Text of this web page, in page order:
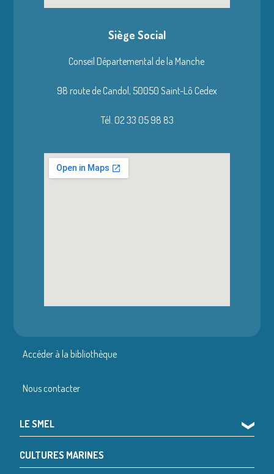
Siège Social
Conseil Départemental de la Manche
98 route de Candol, 50050 Saint-Lô Cedex
Tél. 02 33 05 98 83
Accéder à la bibliothèque
Nous contacter
LE SMEL ❯
CULTURES MARINES